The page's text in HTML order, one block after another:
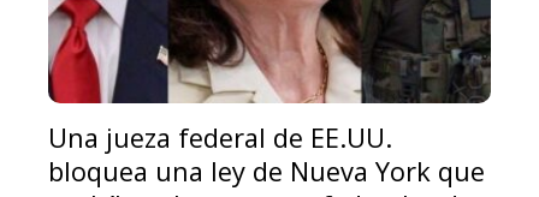
Una jueza federal de EE.UU.
bloquea una ley de Nueva York que